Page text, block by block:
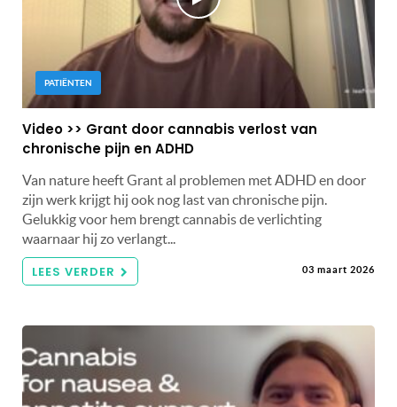
PATIËNTEN
Video >> Grant door cannabis verlost van
chronische pijn en ADHD
Van nature heeft Grant al problemen met ADHD en door
zijn werk krijgt hij ook nog last van chronische pijn.
Gelukkig voor hem brengt cannabis de verlichting
waarnaar hij zo verlangt...
LEES VERDER 03 maart 2026